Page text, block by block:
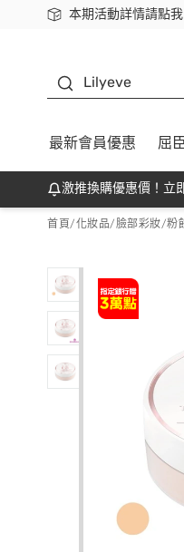
本期活動詳情請點我
下載app最高回饋
Lilyeve
最新會員優惠 屈
激推換購優惠價！立
首頁/化妝品/臉部彩妝/粉